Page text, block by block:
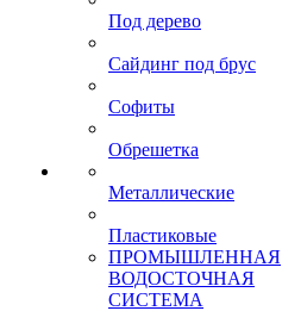
Под дерево
Сайдинг под брус
Софиты
Обрешетка
Металлические
Пластиковые
ПРОМЫШЛЕННАЯ
ВОДОСТОЧНАЯ
СИСТЕМА